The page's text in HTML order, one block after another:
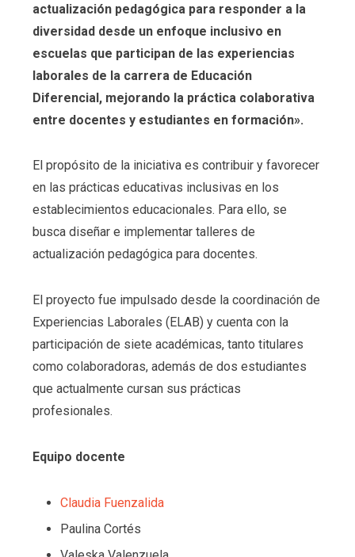
actualización pedagógica para responder a la
diversidad desde un enfoque inclusivo en
escuelas que participan de las experiencias
laborales de la carrera de Educación
Diferencial, mejorando la práctica colaborativa
entre docentes y estudiantes en formación».
El propósito de la iniciativa es contribuir y favorecer
en las prácticas educativas inclusivas en los
establecimientos educacionales. Para ello, se
busca diseñar e implementar talleres de
actualización pedagógica para docentes.
El proyecto fue impulsado desde la coordinación de
Experiencias Laborales (ELAB) y cuenta con la
participación de siete académicas, tanto titulares
como colaboradoras, además de dos estudiantes
que actualmente cursan sus prácticas
profesionales.
Equipo docente
Claudia Fuenzalida
Paulina Cortés